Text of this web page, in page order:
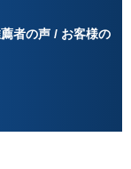
者の声 / お客様の